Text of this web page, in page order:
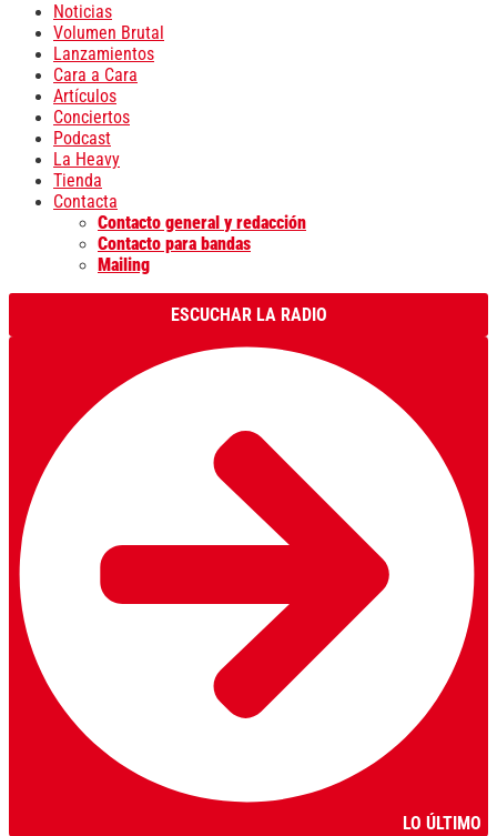
Noticias
Volumen Brutal
Lanzamientos
Cara a Cara
Artículos
Conciertos
Podcast
La Heavy
Tienda
Contacta
Contacto general y redacción
Contacto para bandas
Mailing
ESCUCHAR LA RADIO
LO ÚLTIMO